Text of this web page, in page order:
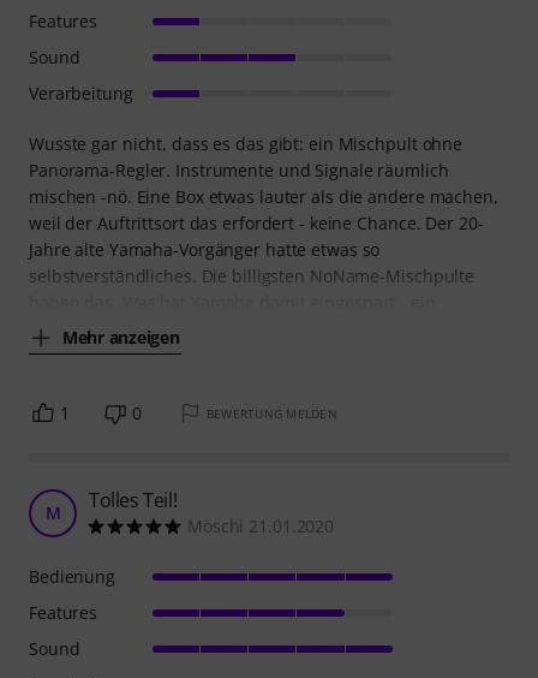
Wusste gar nicht, dass es das gibt: ein Mischpult ohne
Panorama-Regler. Instrumente und Signale räumlich
mischen -nö. Eine Box etwas lauter als die andere machen,
weil der Auftrittsort das erfordert - keine Chance. Der 20-
Jahre alte Yamaha-Vorgänger hatte etwas so
selbstverständliches. Die billigsten NoName-Mischpulte
Mehr anzeigen
Features
Sound
Verarbeitung
1 0 BEWERTUNG MELDEN
M Tolles Teil!
Möschi 21.01.2020
Bedienung
Features
Sound